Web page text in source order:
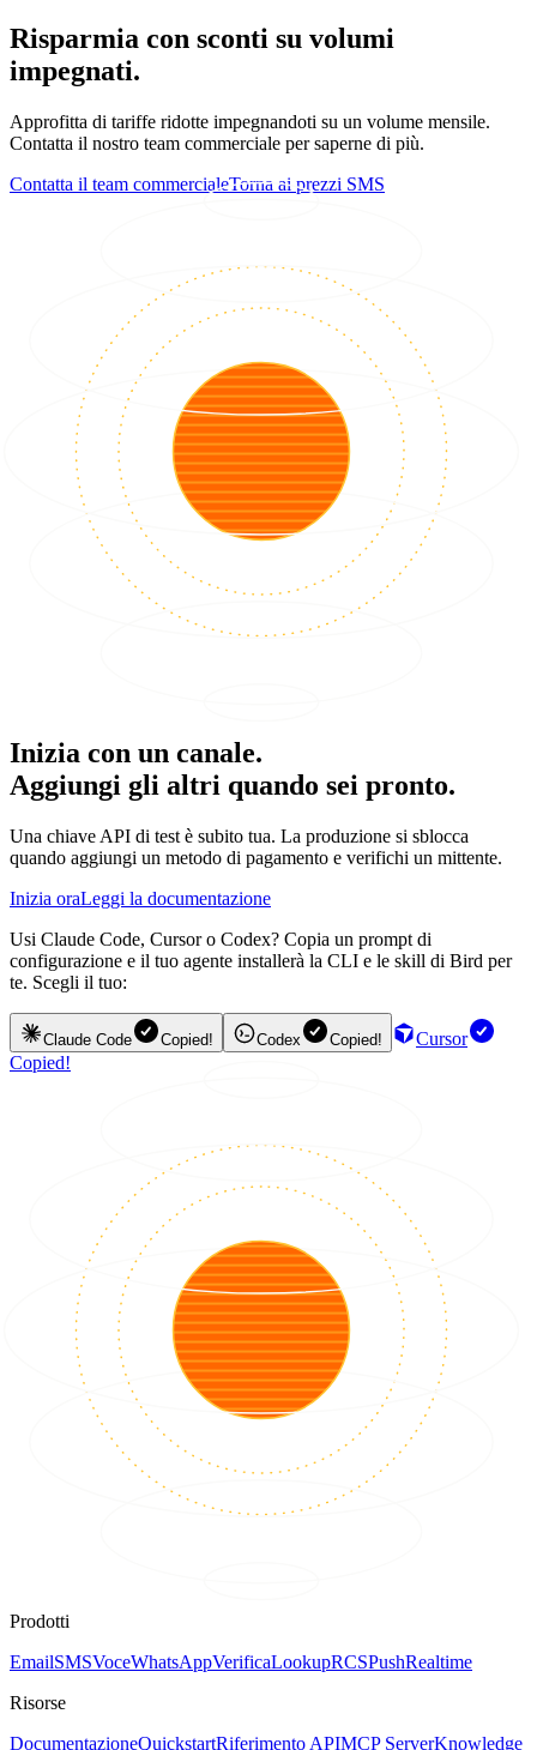
Risparmia con sconti su volumi
impegnati.
Approfitta di tariffe ridotte impegnandoti su un volume mensile.
Contatta il nostro team commerciale per saperne di più.
Contatta il team commercialeTorna ai prezzi SMS
Inizia con un canale.
Aggiungi gli altri quando sei pronto.
Una chiave API di test è subito tua. La produzione si sblocca
quando aggiungi un metodo di pagamento e verifichi un mittente.
Inizia oraLeggi la documentazione
Usi Claude Code, Cursor o Codex? Copia un prompt di
configurazione e il tuo agente installerà la CLI e le skill di Bird per
te. Scegli il tuo:
Claude Code Copied! Codex Copied!
Cursor
Copied!
Prodotti
EmailSMSVoceWhatsAppVerificaLookupRCSPushRealtime
Risorse
DocumentazioneQuickstartRiferimento APIMCP ServerKnowledge